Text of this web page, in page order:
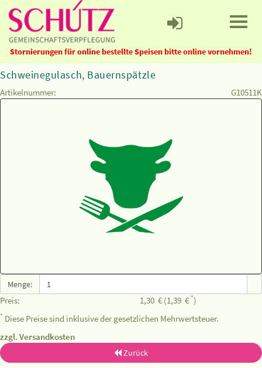
Stornierungen für online bestellte Speisen bitte online vornehmen!
Schweinegulasch, Bauernspätzle
Artikelnummer: G10511K
Menge:
Preis: 1,30 € (1,39 € *)
* Diese Preise sind inklusive der gesetzlichen Mehrwertsteuer.
zzgl. Versandkosten
Zurück